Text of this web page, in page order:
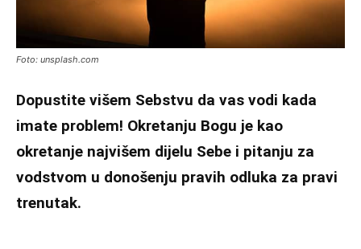
Foto: unsplash.com
Dopustite višem Sebstvu da vas vodi kada
imate problem! Okretanju Bogu je kao
okretanje najvišem dijelu Sebe i pitanju za
vodstvom u donošenju pravih odluka za pravi
trenutak.